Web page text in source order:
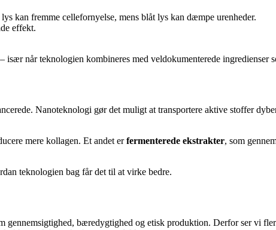
kan fremme cellefornyelse, mens blåt lys kan dæmpe urenheder.
effekt.
når teknologien kombineres med veldokumenterede ingredienser
Nanoteknologi gør det muligt at transportere aktive stoffer
mere kollagen. Et andet erfermenterede ekstrakter, som
teknologien bag får det til at virke bedre.
bæredygtighed og etisk produktion. Derfor ser vi